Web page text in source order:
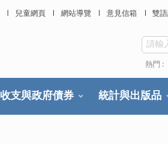
兒童網頁 網站導覽 意見信箱 雙
熱門 :
支與政府債券 統計與出版品